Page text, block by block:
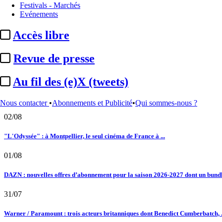
Festivals - Marchés
Evénements
Accès libre
Revue de presse
Au fil des (e)X (tweets)
Nous contacter •Abonnements et Publicité•Qui sommes-nous ?
14/09/2022
ProgrammesCanal+ :"Désordres", la série de Florence Foresti, lancée
Le fil actu
02/08
Au fil des (e)X (tweets) : Kavinsky, hommage, argentique, 4K, Clooney,
02/08
02/08
"L'Odyssée" : à Montpellier, le seul cinéma de France à ...
01/08
DAZN : nouvelles offres d’abonnement pour la saison 2026-2027 dont un
31/07
Warner / Paramount : trois acteurs britanniques dont Benedict Cumberbatch,